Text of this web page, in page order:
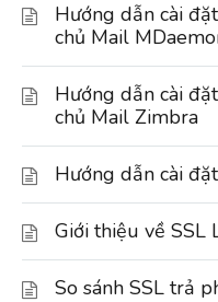
Hướng dẫn cài
chủ Mail
Hướng dẫn cài
chủ Mail Zimbra
Hướng dẫn cài
Giới thiệu về SSL
So sánh SSL trả